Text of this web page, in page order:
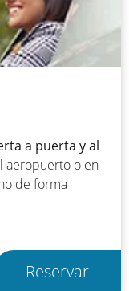
a puerta y al
aeropuerto o en
de forma
Reservar